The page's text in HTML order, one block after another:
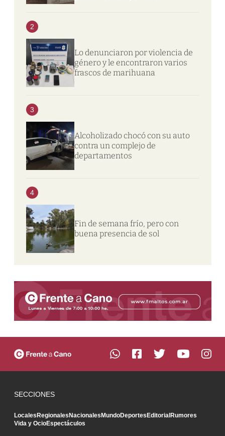
2
Lo denunciaron por violencia de
género y le encontraron varios
frascos de marihuana
3
Alcoholizado chocó con su auto
contra un complejo de
departamentos
4
Fin de semana frío, pero con
buena presencia de sol
SECCIONES
LocalesRegionalesNacionalesMundoDeportesEditorialRumores
Vida y OcioEspectáculos